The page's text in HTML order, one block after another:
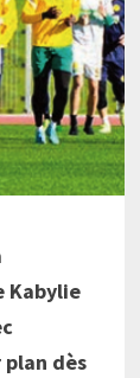
Kabylie
dès